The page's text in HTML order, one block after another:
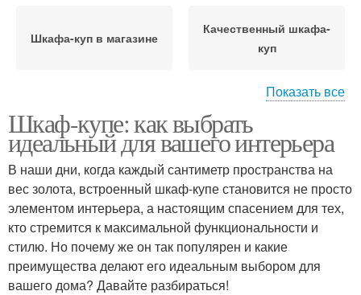
Шкафа-куп в магазине
Качественный шкафа-
куп
Шкафа-куп в
зависимости
Показать все
Шкаф-купе: как выбрать
идеальный для вашего интерьера
В наши дни, когда каждый сантиметр пространства на
вес золота, встроенный шкаф-купе становится не просто
элементом интерьера, а настоящим спасением для тех,
кто стремится к максимальной функциональности и
стилю. Но почему же он так популярен и какие
преимущества делают его идеальным выбором для
вашего дома? Давайте разбираться!